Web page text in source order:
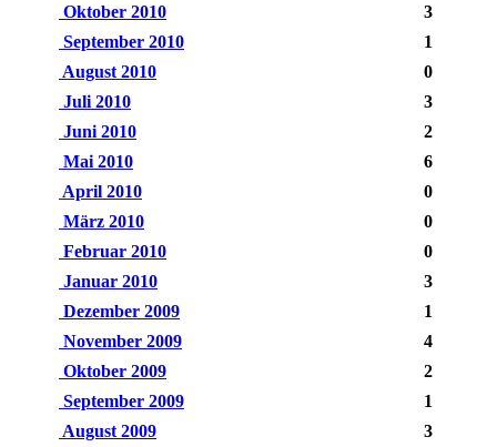
Oktober 2010
3
September 2010
1
August 2010
0
Juli 2010
3
Juni 2010
2
Mai 2010
6
April 2010
0
März 2010
0
Februar 2010
0
Januar 2010
3
Dezember 2009
1
November 2009
4
Oktober 2009
2
September 2009
1
August 2009
3